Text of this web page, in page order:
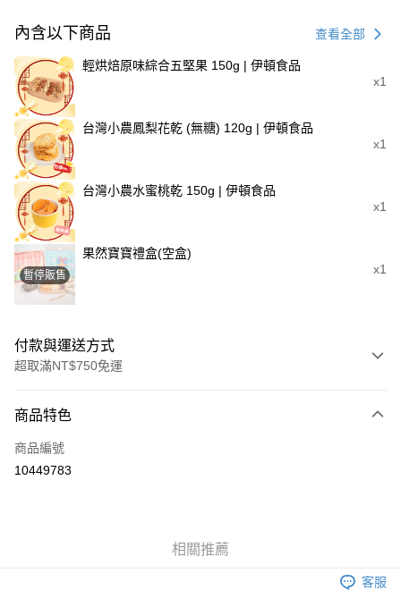
內含以下商品 查看全部
輕烘焙原味綜合五堅果 150g | 伊頓食品
x1
台灣小農鳳梨花乾 (無糖) 120g | 伊頓食品
x1
台灣小農水蜜桃乾 150g | 伊頓食品
x1
暫停販售
果然寶寶禮盒(空盒)
x1
付款與運送方式
超取滿NT$750免運
信用卡一次付款
超商取貨付款
商品特色
商品編號
10449783
相關推薦
客服